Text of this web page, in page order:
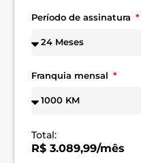
Período de assinatura
Franquia mensal
Total:
R$ 3.089,99/mês